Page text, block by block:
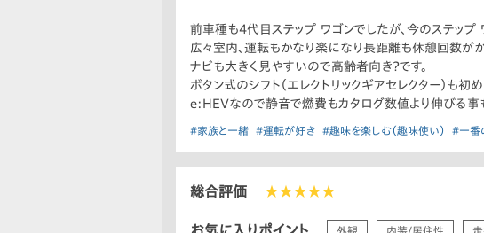
前車種も4代目ステップ ワゴンでしたが、今のステップ
広々室内、運転もかなり楽になり長距離も休憩回数がか
ナビも大きく見やすいので高齢者向き？です。
ボタン式のシフト（エレクトリックギアセレクター）も
e:HEVなので静音で燃費もカタログ数値より伸びる事
#家族と一緒 #運転が好き #趣味を楽しむ（趣味使い） #一番
総合評価 ★★★★★
外観 内装/居住性